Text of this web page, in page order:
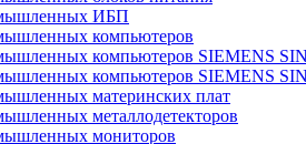
ИБП
компьютеров
компьютеров SIEMENS
компьютеров SIEMENS
материнских плат
металлодетекторов
мониторов